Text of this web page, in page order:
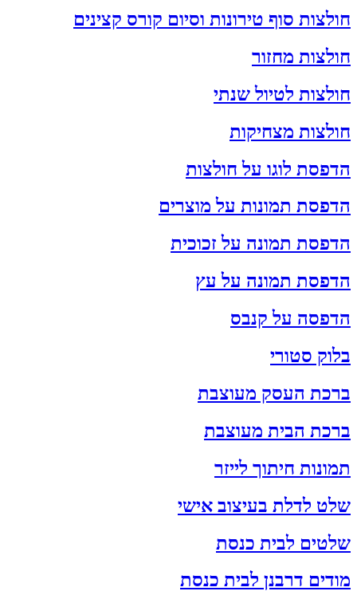
חולצות סוף טירונות וסיום קורס קצינים
חולצות מחזור
חולצות לטיול שנתי
חולצות מצחיקות
הדפסת לוגו על חולצות
הדפסת תמונות על מוצרים
הדפסת תמונה על זכוכית
הדפסת תמונה על עץ
הדפסה על קנבס
בלוק סטורי
ברכת העסק מעוצבת
ברכת הבית מעוצבת
תמונות חיתוך לייזר
שלט לדלת בעיצוב אישי
שלטים לבית כנסת
מודים דרבנן לבית כנסת